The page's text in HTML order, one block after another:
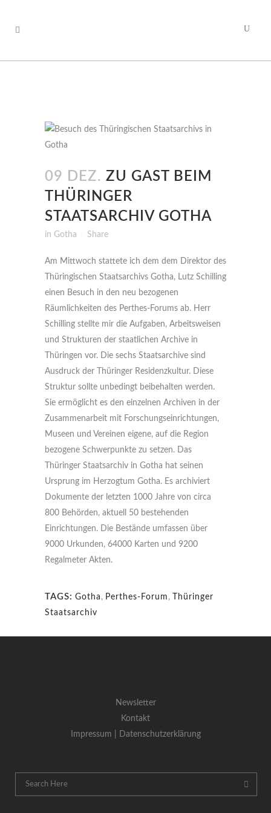
09 DEZ. ZU GAST BEIM
THÜRINGER
STAATSARCHIV GOTHA
in Gotha Share
Am Mittwoch stattete ich dem dem Direktor des
Thüringischen Staatsarchivs Gotha, Lutz Schilling
einen Besuch in den neu bezogenen
Räumlichkeiten des Perthes-Forums ab. Herr
Schilling stellte mir die Aufgaben, Arbeitsweisen
und Strukturen der staatlichen Archive in
Thüringen vor. Die sechs Staatsarchive sind
Ausdruck der Thüringer Residenzkultur. Diese
Struktur sollte unbedingt beibehalten werden.
Sie ermöglicht es den einzelnen Archiven in der
Zusammenarbeit mit Forschungseinrichtungen,
Museen und Vereinen eigene, auf die Region
bezogene Schwerpunkte zu setzen. Das
Thüringer Staatsarchiv in Gotha hat seinen
Ursprung im Herzogtum Gotha. Es archiviert
Dokumente der letzten 1000 Jahre von circa
800 Behörden, aktuell 50 bestehenden
Einrichtungen. Die Bestände umfassen über
9000 Urkunden, 64000 Karten und 9200
Regalmeter Akten.
TAGS: Gotha , Perthes-Forum ,
Thüringer
Staatsarchiv
Newsletter
Kontakt
Impressum |
Datenschutzerklärung